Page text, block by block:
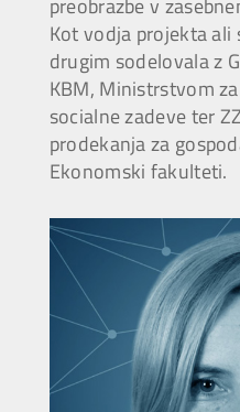
preobrazbe v
Kot vodja projekta ali
drugim sodelovala z
KBM, Ministrstvom
socialne zadeve ter
prodekanja za
Ekonomski fakulteti.